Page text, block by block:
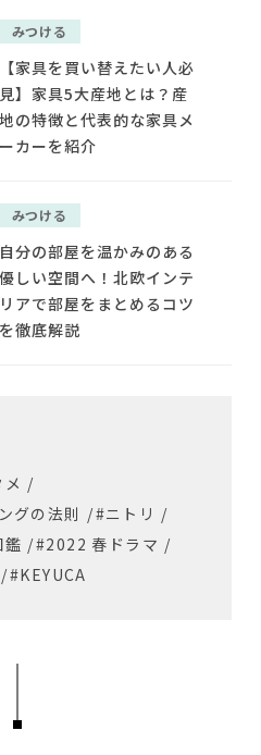
みつける
【家具を買い替えたい人必
見】家具5大産地とは？産
地の特徴と代表的な家具メ
ーカーを紹介
みつける
自分の部屋を温かみのある
優しい空間へ！北欧インテ
リアで部屋をまとめるコツ
を徹底解説
/
グの法則 /#ニトリ /
鑑 /#2022 春ドラマ /
/#KEYUCA